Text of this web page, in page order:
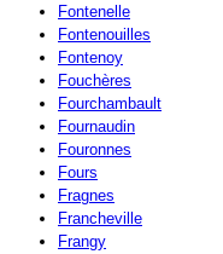
Fontenelle
Fontenouilles
Fontenoy
Fouchères
Fourchambault
Fournaudin
Fouronnes
Fours
Fragnes
Francheville
Frangy